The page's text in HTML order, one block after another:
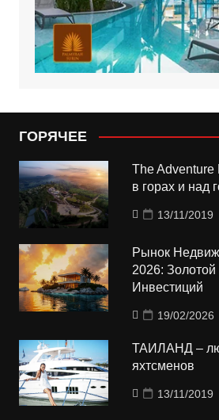
ГОРЯЧЕЕ
The Adventure
в горах и над
13/11/2019
Рынок
2026: Золотой
Инвестиций
19/02/2026
ТАИЛАНД –
яхтсменов
13/11/2019